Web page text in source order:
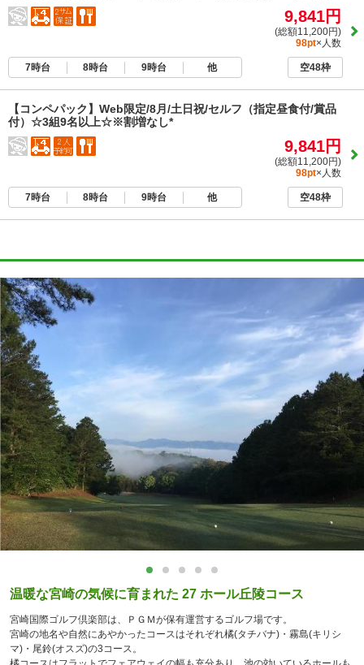
9,841円
(総額11,200円)
98pt×人数
7時台 8時台 9時台 他 空48枠
【コンペパック】Web限定/8月/土日祝/セルフ（指定昼食付/賞品
付）☆3組9名以上☆※割増なし*
9,841円
(総額11,200円)
98pt×人数
7時台 8時台 9時台 他 空48枠
温暖な宮崎の気候に育まれた 27 ホール丘陵コース
宮崎国際ゴルフ倶楽部は、ＰＧＭが保有運営するゴルフ場です。
宮崎の地名や自然にあやかったコースはそれぞれ橘(タチバナ)・霧島(キリシ
マ)・尾鈴(オスズ)の3コース。